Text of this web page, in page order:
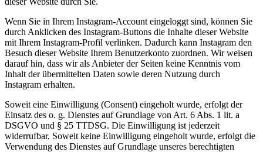
Wenn Sie in Ihrem Instagram-Account eingeloggt sind, können Sie
durch Anklicken des Instagram-Buttons die Inhalte dieser Website
mit Ihrem Instagram-Profil verlinken. Dadurch kann Instagram den
Besuch dieser Website Ihrem Benutzerkonto zuordnen. Wir weisen
darauf hin, dass wir als Anbieter der Seiten keine Kenntnis vom
Inhalt der übermittelten Daten sowie deren Nutzung durch
Instagram erhalten.
Soweit eine Einwilligung (Consent) eingeholt wurde, erfolgt der
Einsatz des o. g. Dienstes auf Grundlage von Art. 6 Abs. 1 lit. a
DSGVO und § 25 TTDSG. Die Einwilligung ist jederzeit
widerrufbar. Soweit keine Einwilligung eingeholt wurde, erfolgt die
Verwendung des Dienstes auf Grundlage unseres berechtigten